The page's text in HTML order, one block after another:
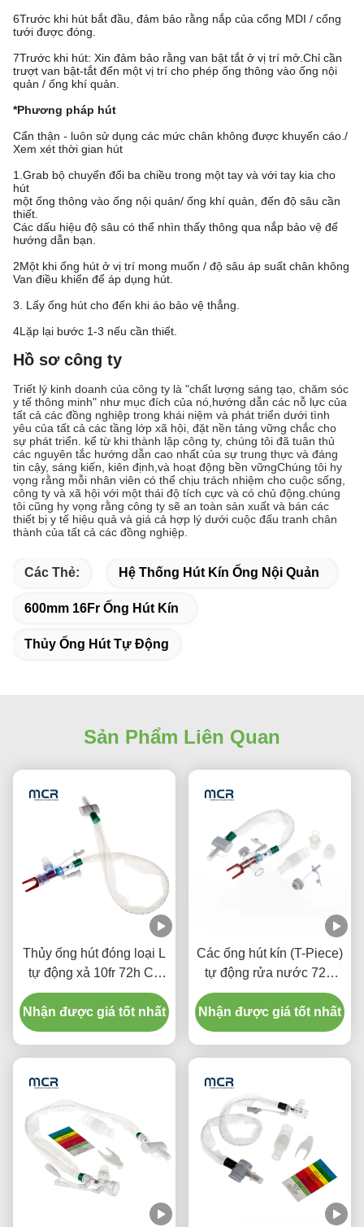
6Trước khi hút bắt đầu, đảm bảo rằng nắp của cổng MDI / cổng
tưới được đóng.
7Trước khi hút: Xin đảm bảo rằng van bật tắt ở vị trí mở.Chỉ cần
trượt van bật-tắt đến một vị trí cho phép ống thông vào ống nội
quản / ống khí quản.
*Phương pháp hút
Cẩn thận - luôn sử dụng các mức chân không được khuyến cáo./
Xem xét thời gian hút
1.Grab bộ chuyển đổi ba chiều trong một tay và với tay kia cho
hút
một ống thông vào ống nội quản/ ống khí quản, đến độ sâu cần
thiết.
Các dấu hiệu độ sâu có thể nhìn thấy thông qua nắp bảo vệ để
hướng dẫn bạn.
2Một khi ống hút ở vị trí mong muốn / độ sâu áp suất chân không
Van điều khiển để áp dụng hút.
3. Lấy ống hút cho đến khi áo bảo vệ thẳng.
4Lặp lại bước 1-3 nếu cần thiết.
Hồ sơ công ty
Triết lý kinh doanh của công ty là "chất lượng sáng tạo, chăm sóc
y tế thông minh" như mục đích của nó,hướng dẫn các nỗ lực của
tất cả các đồng nghiệp trong khái niệm và phát triển dưới tình
yêu của tất cả các tầng lớp xã hội, đặt nền tảng vững chắc cho
sự phát triển. kể từ khi thành lập công ty, chúng tôi đã tuân thủ
các nguyên tắc hướng dẫn cao nhất của sự trung thực và đáng
tin cậy, sáng kiến, kiên định,và hoạt động bền vữngChúng tôi hy
vọng rằng mỗi nhân viên có thể chịu trách nhiệm cho cuộc sống,
công ty và xã hội với một thái độ tích cực và có chủ động.chúng
tôi cũng hy vọng rằng công ty sẽ an toàn sản xuất và bán các
thiết bị y tế hiệu quả và giá cả hợp lý dưới cuộc đấu tranh chân
thành của tất cả các đồng nghiệp.
Các Thẻ: Hệ Thống Hút Kín Ống Nội Quản
600mm 16Fr Ống Hút Kín
Thủy Ống Hút Tự Động
Sản Phẩm Liên Quan
Thủy ống hút đóng loại L
tự động xả 10fr 72h Cổ
tay xoay kép cho bệnh
viện
Nhận được giá tốt nhất
Các ống hút kín (T-Piece)
tự động rửa nước 72H
Đối với người lớn
Nhận được giá tốt nhất